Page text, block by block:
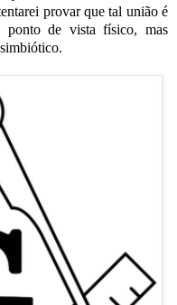
provar que tal união é
de vista físico, mas